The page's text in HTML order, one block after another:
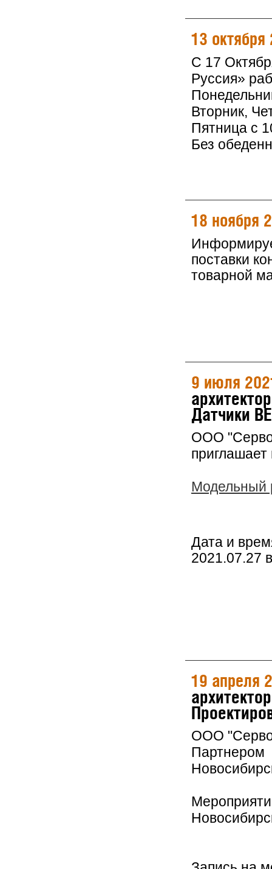
13 октября
С 17
Руссия»
Вторник,
Пятница с
Без
18 ноября
поставки
товарной
9 июля
Датчики
ООО
Модельный
Дата и
2021.07.27
19 апреля
ООО
Партнером